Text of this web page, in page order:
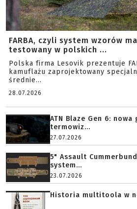
FARBA, czyli system wzorów
testowany w polskich ...
Polska firma Lesovik prezentuje
kamuflażu zaprojektowany
średnie...
28.07.2026
ATN Blaze Gen 6: nowa
termowiz...
27.07.2026
5" Assault
system...
23.07.2026
Historia multitoola w